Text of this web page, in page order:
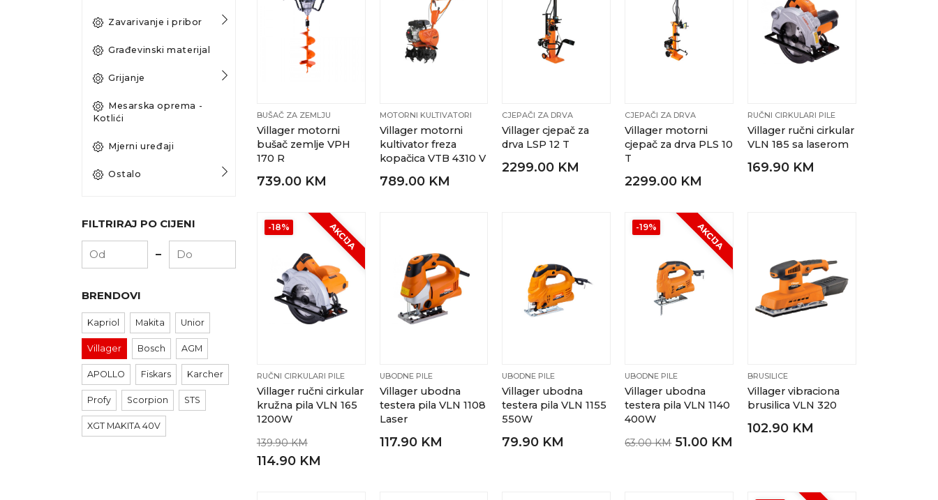
Zavarivanje i pribor
Građevinski materijal
Grijanje
Mesarska oprema -
Kotlići
Mjerni uređaji
Ostalo
FILTRIRAJ PO CIJENI
-
BRENDOVI
Kapriol Makita Unior
Villager Bosch AGM
APOLLO Fiskars Karcher
Profy Scorpion STS
XGT MAKITA 40V
BUŠAČ ZA ZEMLJU
Villager motorni
bušač zemlje VPH
170 R
739.00 KM
MOTORNI KULTIVATORI
Villager motorni
kultivator freza
kopačica VTB 4310 V
789.00 KM
CJEPAČI ZA DRVA
Villager cjepač za
drva LSP 12 T
2299.00 KM
CJEPAČI ZA DRVA
Villager motorni
cjepač za drva PLS 10
T
2299.00 KM
RUČNI CIRKULARI PILE
Villager ručni cirkular
VLN 185 sa laserom
169.90 KM
-18% AKCIJA
RUČNI CIRKULARI PILE
Villager ručni cirkular
kružna pila VLN 165
1200W
139.90 KM
114.90 KM
UBODNE PILE
Villager ubodna
testera pila VLN 1108
Laser
117.90 KM
UBODNE PILE
Villager ubodna
testera pila VLN 1155
550W
79.90 KM
-19% AKCIJA
UBODNE PILE
Villager ubodna
testera pila VLN 1140
400W
63.00 KM 51.00 KM
BRUSILICE
Villager vibraciona
brusilica VLN 320
102.90 KM